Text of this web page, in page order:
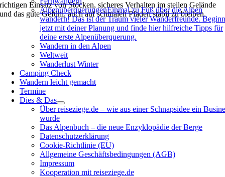
AlpenüberquerungenEinmal zu Fuß über die Alpen
wandern! Das ist der Traum vieler Wanderfreunde.
jetzt mit deiner Planung und finde hier hilfreiche Tipps für
deine erste Alpenüberquerung.
Wandern in den Alpen
Weltweit
Wanderlust Winter
Camping Check
Wandern leicht gemacht
Termine
Dies & Das
Über reiseziege.de – wie aus einer Schnapsidee ein
wurde
Das Alpenbuch – die neue Enzyklopädie der Berge
Datenschutzerklärung
Cookie-Richtlinie (EU)
Allgemeine Geschäftsbedingungen (AGB)
Impressum
Kooperation mit reiseziege.de
richtigen Einsatz von Stöcken, sicheres Verhalten im steilen Gelände
und das gute Gefühl, auch auf schmalen Pfaden stabil zu bleiben.